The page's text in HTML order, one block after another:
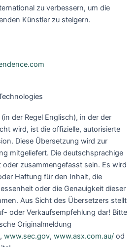
zu verbessern, um die
Künstler zu steigern.
der Regel Englisch), in der der
wird, ist die offizielle, autorisierte
Diese Übersetzung wird zur
mitgeliefert. Die deutschsprachige
zusammengefasst sein. Es wird
Haftung für den Inhalt, die
oder die Genauigkeit dieser
Aus Sicht des Übersetzers stellt
oder Verkaufsempfehlung dar! Bitte
Originalmeldung
, www.sec.gov, www.asx.com.au/ od